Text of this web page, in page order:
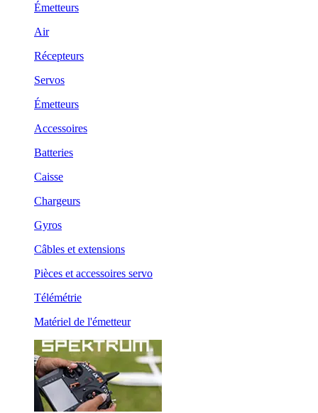
Émetteurs
Air
Récepteurs
Servos
Émetteurs
Accessoires
Batteries
Caisse
Chargeurs
Gyros
Câbles et extensions
Pièces et accessoires servo
Télémétrie
Matériel de l'émetteur